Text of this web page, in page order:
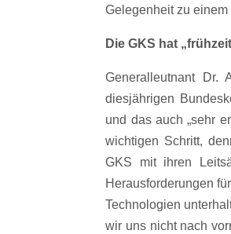
Gelegenheit zu einem
Die GKS hat
Generalleutnant Dr.
diesjährigen
und das auch „sehr
wichtigen Schritt,
GKS mit ihren
Herausforderungen
Technologien
wir uns nicht nach